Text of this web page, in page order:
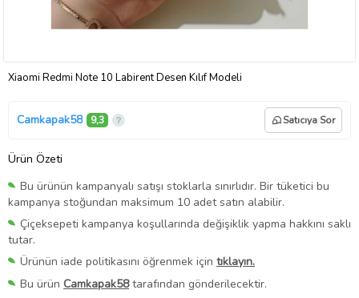
Xiaomi Redmi Note 10 Labirent Desen Kılıf Modeli
Camkapak58 9,3 Satıcıya Sor
Ürün Özeti
Bu ürünün kampanyalı satışı stoklarla sınırlıdır. Bir tüketici bu
kampanya stoğundan maksimum 10 adet satın alabilir.
Çiçeksepeti kampanya koşullarında değişiklik yapma hakkını saklı
tutar.
Ürünün iade politikasını öğrenmek için tıklayın.
Bu ürün Camkapak58tarafından gönderilecektir.